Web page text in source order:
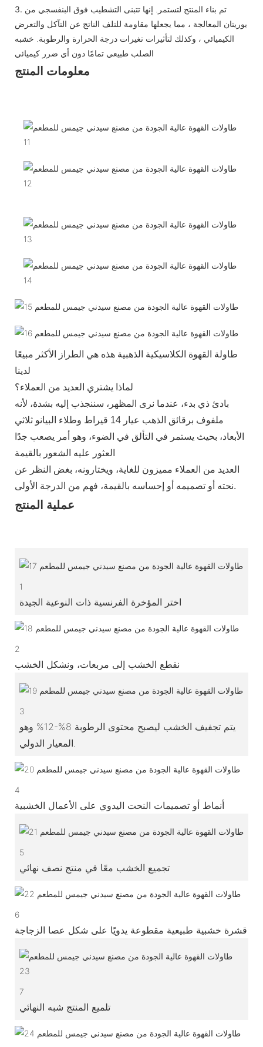
3. تم بناء المنتج لتستمر. إنها تتبنى التشطيب فوق البنفسجي من
يوريتان المعالجة ، مما يجعلها مقاومة للتلف الناتج عن التآكل والتعرض
الكيميائي ، وكذلك لتأثيرات تغيرات درجة الحرارة والرطوبة. خشبه
الصلب طبيعي تمامًا دون أي ضرر كيميائي
معلومات المنتج
طاولة القهوة الكلاسيكية الذهبية هذه هي الطراز الأكثر مبيعًا
بادئ ذي بدء، عندما نرى المظهر، سننجذب إليه بشدة، لأنه
ملفوف برقائق الذهب عيار 14 قيراط وطلاء البيانو ثلاثي
الأبعاد، بحيث يستمر في التألق في الضوء، وهو أمر يصعب جدًا
العديد من العملاء مميزون للغاية، ويختارونه، بغض النظر عن
نحته أو تصميمه أو إحساسه بالقيمة، فهم من الدرجة الأولى.
عملية المنتج
1
اختر المؤخرة الفرنسية ذات النوعية الجيدة
2
نقطع الخشب إلى مربعات، ونشكل الخشب
3
يتم تجفيف الخشب ليصبح محتوى الرطوبة 8%-12% وهو
4
أنماط أو تصميمات النحت اليدوي على الأعمال الخشبية
5
تجميع الخشب معًا في منتج نصف نهائي
6
قشرة خشبية طبيعية مقطوعة يدويًا على شكل عصا الزجاجة
7
تلميع المنتج شبه النهائي